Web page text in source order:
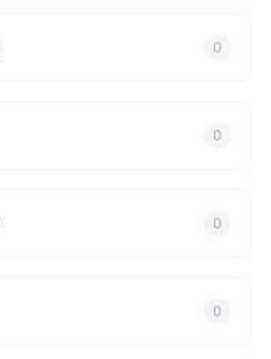
0
0
0
0